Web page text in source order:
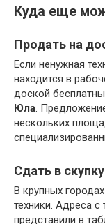
Куда еще
Продать на
Если ненужная
находится в
доской
Юла.
нескольких
Сдать в
В крупных
техники. Адреса
представили в